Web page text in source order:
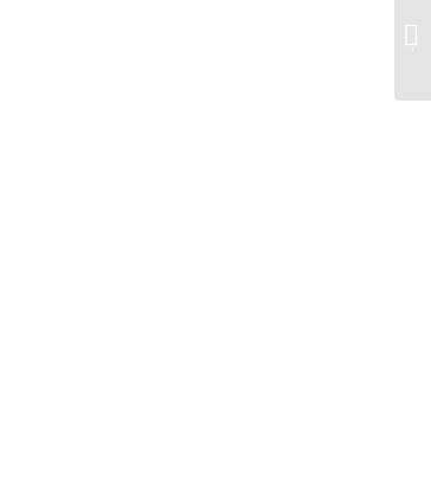
بهترین بنادر تفریحی شمال و جنوب ایران
کدامند؟...